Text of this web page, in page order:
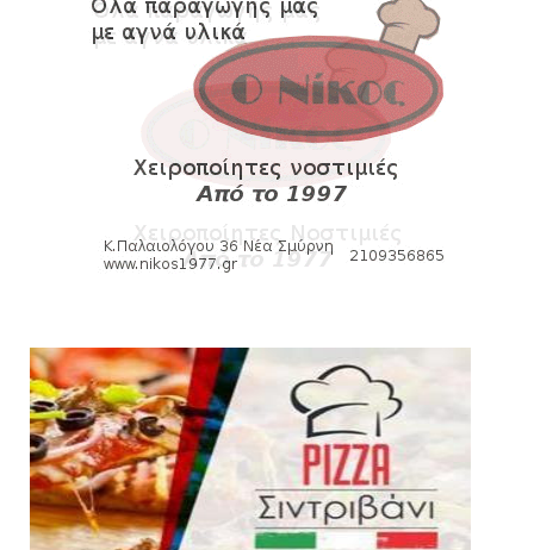
ΕΠΙΚΑΙΡΟΤΗΤΑ
LIVE η Πανιώνια Εκπομπή!
August 03, 2026
SLIDE
Eνίσχυση στους ψηλούς με τον Μέισον
Γουόλτερς για τον Ιστορι...
August 03, 2026
ΠΑΝΙΩΝΙΑ ΕΚΠΟΜΠΗ
Πανιώνια Εκπομπή: Ραντεβού απόψε στις
SUPERLEAGUE2
Mαρκό: Ανακοίνωσε τον 39χρονο επιθετικό
Ελ Αραμπί
August 02, 2026